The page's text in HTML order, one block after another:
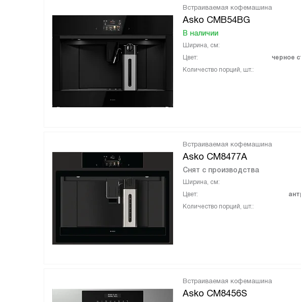
Встраиваемая кофемашина
Asko CMB54BG
В наличии
Ширина, см:
Цвет:
черное
Количество порций, шт.:
Встраиваемая кофемашина
Asko CM8477A
Снят с производства
Ширина, см:
Цвет:
Количество порций, шт.:
Встраиваемая кофемашина
Asko CM8456S